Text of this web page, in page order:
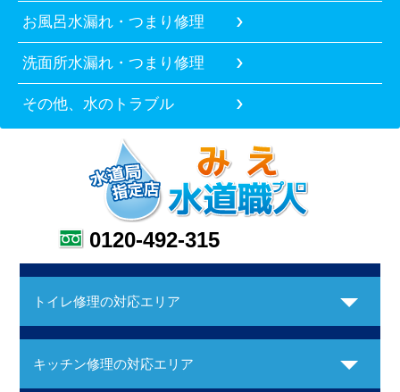
お風呂水漏れ・つまり修理
洗面所水漏れ・つまり修理
その他、水のトラブル
0120-492-315
トイレ修理の対応エリア
キッチン修理の対応エリア